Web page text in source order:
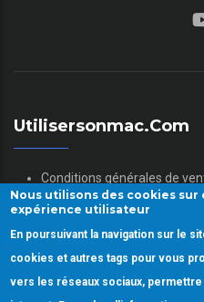
Utilisersonmac.com
Conditions générales de
Mentions légales
Politique des données
Gestion des Cookies
Nous utilisons des cookies
expérience utilisateur
En poursuivant la navigation sur le
cookies et autres tags pour vous
vers les réseaux sociaux, permettre